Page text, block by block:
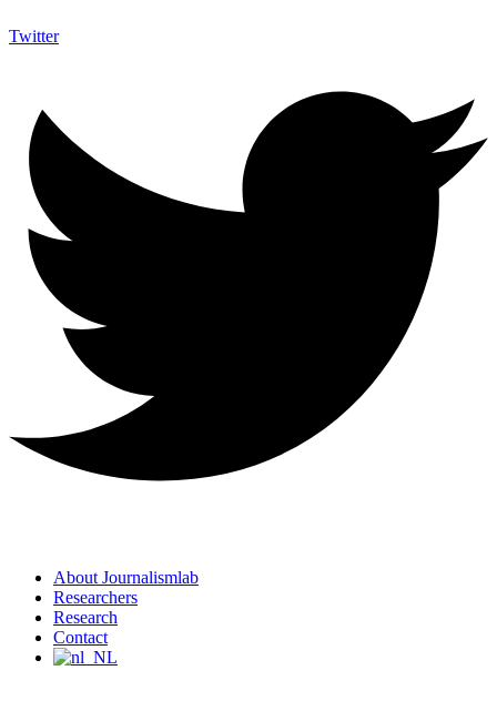
Twitter
About Journalismlab
Researchers
Research
Contact